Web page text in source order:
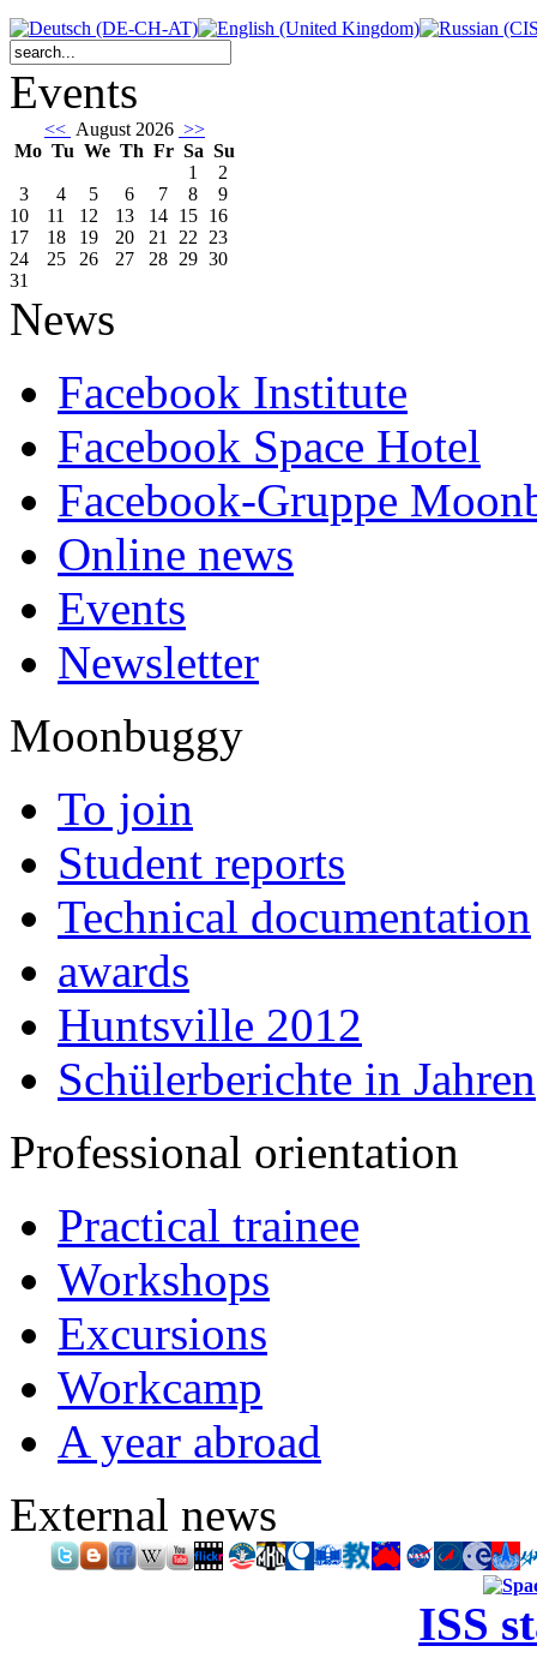
Events
<< August 2026 >>
Mo Tu We Th Fr Sa Su
1
2
3
4 5 6 7 8
9
10
11 12 13 14 15 16
17
18 19 20 21 22 23
24
25 26 27 28 29 30
31
News
Facebook Institute
Facebook Space Hotel
Facebook-Gruppe
Online news
Events
Newsletter
Moonbuggy
To join
Student reports
Technical documentation
awards
Huntsville 2012
Schülerberichte in Jahren
Professional orientation
Practical trainee
Workshops
Excursions
Workcamp
A year abroad
External news
ISS